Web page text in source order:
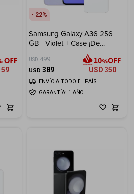
59
22
Samsung Galaxy A36 256
GB - Violet + Case ¡De
USD 499
USD 389 USD 350
GARANTÍA: 1 AÑO
ENVÍO A TODO EL PAÍS